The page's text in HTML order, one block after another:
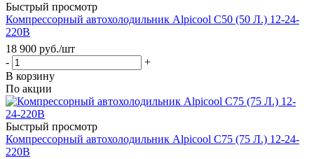
Быстрый просмотр
Компрессорный автохолодильник Alpicool C50 (50 Л.) 12-24-
220В
18 900 руб./шт
-
+
В корзину
По акции
Быстрый просмотр
Компрессорный автохолодильник Alpicool C75 (75 Л.) 12-24-
220В